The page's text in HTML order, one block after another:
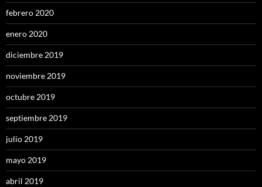
febrero 2020
enero 2020
diciembre 2019
noviembre 2019
octubre 2019
septiembre 2019
julio 2019
mayo 2019
abril 2019